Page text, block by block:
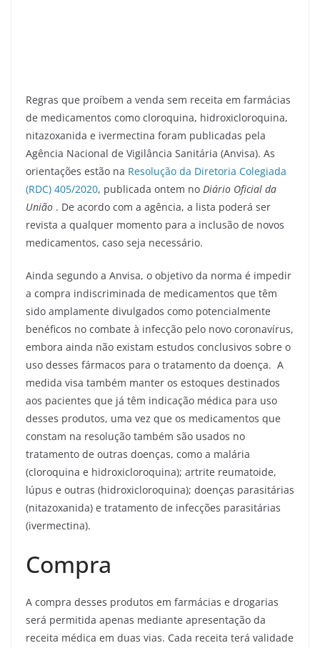
Regras que proíbem a venda sem receita em farmácias
de medicamentos como cloroquina, hidroxicloroquina,
nitazoxanida e ivermectina foram publicadas pela
Agência Nacional de Vigilância Sanitária (Anvisa). As
orientações estão na Resolução da Diretoria Colegiada
(RDC) 405/2020, publicada ontem no Diário Oficial da
União . De acordo com a agência, a lista poderá ser
revista a qualquer momento para a inclusão de novos
medicamentos, caso seja necessário.
Ainda segundo a Anvisa, o objetivo da norma é impedir
a compra indiscriminada de medicamentos que têm
sido amplamente divulgados como potencialmente
benéficos no combate à infecção pelo novo coronavírus,
embora ainda não existam estudos conclusivos sobre o
uso desses fármacos para o tratamento da doença. A
medida visa também manter os estoques destinados
aos pacientes que já têm indicação médica para uso
desses produtos, uma vez que os medicamentos que
constam na resolução também são usados no
tratamento de outras doenças, como a malária
(cloroquina e hidroxicloroquina); artrite reumatoide,
lúpus e outras (hidroxicloroquina); doenças parasitárias
(nitazoxanida) e tratamento de infecções parasitárias
(ivermectina).
Compra
A compra desses produtos em farmácias e drogarias
será permitida apenas mediante apresentação da
receita médica em duas vias. Cada receita terá validade